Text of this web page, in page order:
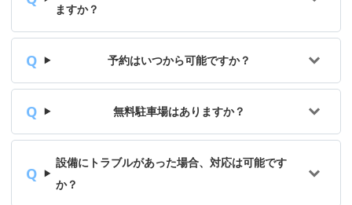
ますか？
予約はいつから可能ですか？
無料駐車場はありますか？
設備にトラブルがあった場合、対応は可能です
か？